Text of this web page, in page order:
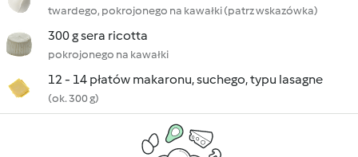
twardego, pokrojonego na kawałki (patrz wskazówka)
300 g sera ricotta
pokrojonego na kawałki
12 - 14 płatów makaronu, suchego, typu lasagne
(ok. 300 g)